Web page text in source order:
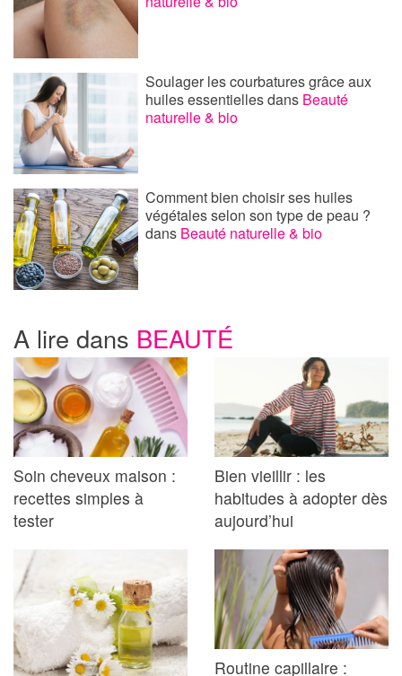
Soulager les courbatures grâce aux
huiles essentiellesdans Beauté
naturelle & bio
Comment bien choisir ses huiles
végétales selon son type de peau ?
dans Beauté naturelle & bio
A lire dans BEAUTÉ
Soin cheveux maison :
recettes simples à
tester
Bien vieillir : les
habitudes à adopter dès
aujourd’hui
Routine capillaire :